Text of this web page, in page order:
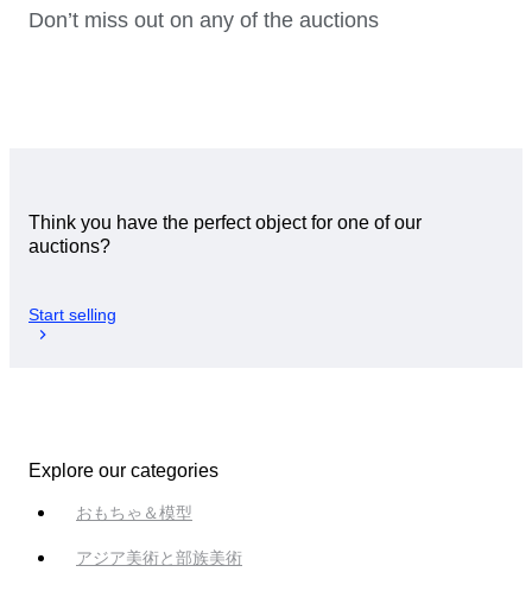
Don’t miss out on any of the auctions
Think you have the perfect object for one of our
auctions?
Start selling
Explore our categories
おもちゃ＆模型
アジア美術と部族美術